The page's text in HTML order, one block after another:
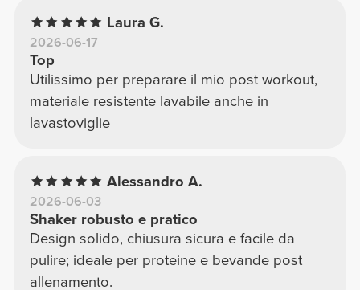
Laura G.
2026-06-17
Top
Utilissimo per preparare il mio post workout,
materiale resistente lavabile anche in
lavastoviglie
Alessandro A.
2026-06-03
Shaker robusto e pratico
Design solido, chiusura sicura e facile da
pulire; ideale per proteine e bevande post
allenamento.